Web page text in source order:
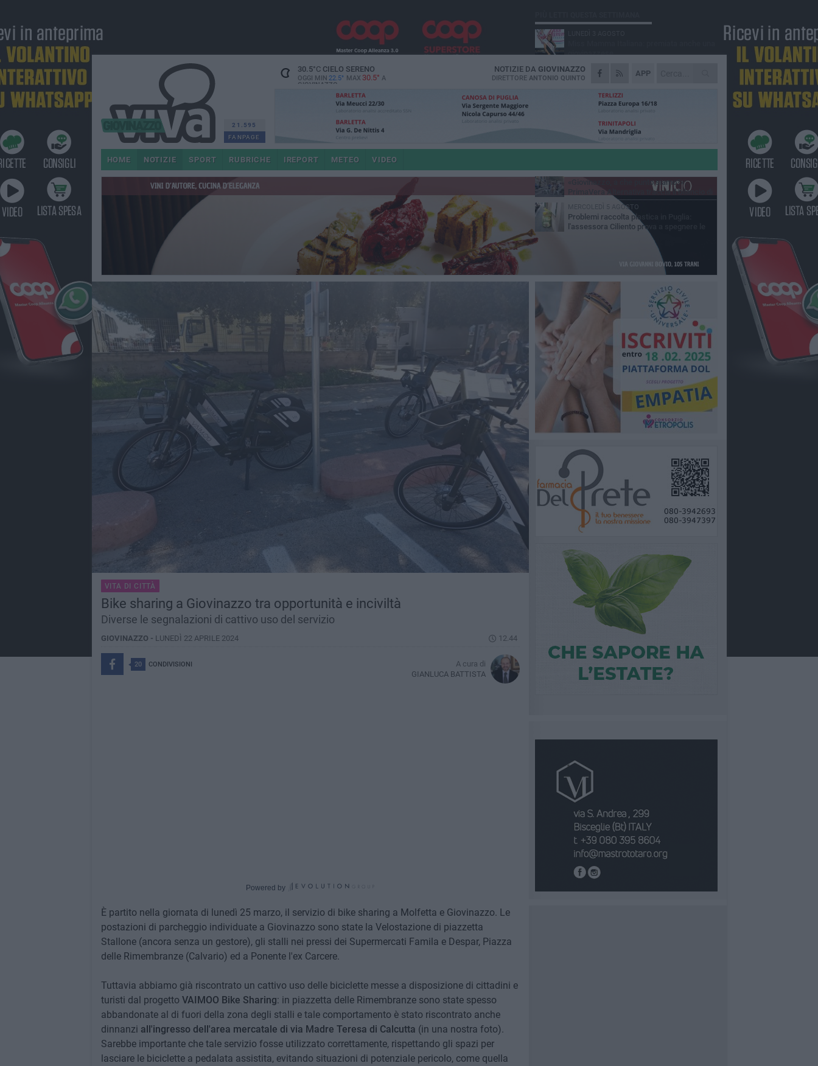
21.595
FANPAGE
30.5°CCIELO SERENO
OGGI MIN 22.5° MAX 30.5° A
GIOVINAZZO
APP
NOTIZIE DA GIOVINAZZO
DIRETTORE ANTONIO QUINTO
HOME NOTIZIE SPORT RUBRICHE IREPORT METEO VIDEO
VITA DI CITTÀ
Bike sharing a Giovinazzo tra opportunità e inciviltà
Diverse le segnalazioni di cattivo uso del servizio
GIOVINAZZO - LUNEDÌ 22 APRILE 2024 12.44
20 CONDIVISIONI
A cura di
GIANLUCA BATTISTA
Powered by
È partito nella giornata di lunedì 25 marzo, il servizio di bike sharing a Molfetta e Giovinazzo. Le
postazioni di parcheggio individuate a Giovinazzo sono state la Velostazione di piazzetta
Stallone (ancora senza un gestore), gli stalli nei pressi dei Supermercati Famila e Despar, Piazza
delle Rimembranze (Calvario) ed a Ponente l'ex Carcere.
Tuttavia abbiamo già riscontrato un cattivo uso delle biciclette messe a disposizione di cittadini e
turisti dal progetto VAIMOO Bike Sharing: in piazzetta delle Rimembranze sono state spesso
abbandonate al di fuori della zona degli stalli e tale comportamento è stato riscontrato anche
dinnanzi all'ingresso dell'area mercatale di via Madre Teresa di Calcutta (in una nostra foto).
Sarebbe importante che tale servizio fosse utilizzato correttamente, rispettando gli spazi per
lasciare le biciclette a pedalata assistita, evitando situazioni di potenziale pericolo, come quella
giovinazzese
MARTEDÌ 4 AGOSTO
Liquidi oleosi sul litorale di Giovinazzo,
VENERDÌ 31 LUGLIO
mito di Mina, la comicità di Uccio De Santis
e il ritmo del Salento
"Officina Handmade", a Giovinazzo apre la
LUNEDÌ 3 AGOSTO
«Giovinazzo, a che punto siamo?»:
PrimaVera Alternativa traccia il bilancio di
4 anni di Sollecito
MERCOLEDÌ 5 AGOSTO
Problemi raccolta plastica in Puglia:
l'assessora Ciliento prova a spegnere le
polemiche